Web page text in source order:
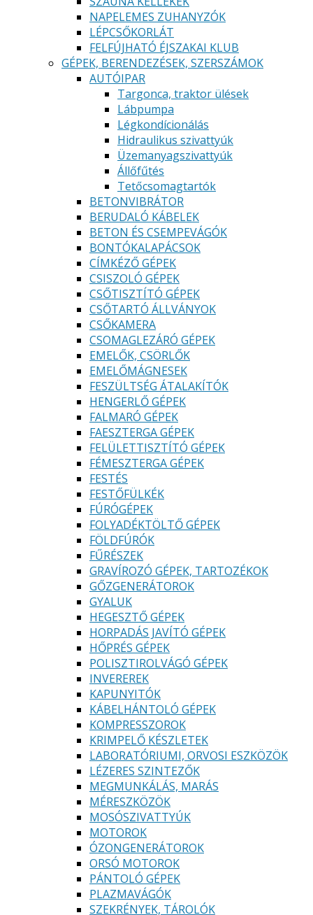
NAPELEMES ZUHANYZÓK
LÉPCSŐKORLÁT
FELFÚJHATÓ ÉJSZAKAI KLUB
GÉPEK, BERENDEZÉSEK, SZERSZÁMOK
AUTÓIPAR
Targonca, traktor ülések
Lábpumpa
Légkondícionálás
Hidraulikus szivattyúk
Üzemanyagszivattyúk
Állőfűtés
Tetőcsomagtartók
BETONVIBRÁTOR
BERUDALÓ KÁBELEK
BETON ÉS CSEMPEVÁGÓK
BONTÓKALAPÁCSOK
CÍMKÉZŐ GÉPEK
CSISZOLÓ GÉPEK
CSŐTISZTÍTÓ GÉPEK
CSŐTARTÓ ÁLLVÁNYOK
CSŐKAMERA
CSOMAGLEZÁRÓ GÉPEK
EMELŐK, CSÖRLŐK
EMELŐMÁGNESEK
FESZÜLTSÉG ÁTALAKÍTÓK
HENGERLŐ GÉPEK
FALMARÓ GÉPEK
FAESZTERGA GÉPEK
FELÜLETTISZTÍTÓ GÉPEK
FÉMESZTERGA GÉPEK
FESTÉS
FESTŐFÜLKÉK
FÚRÓGÉPEK
FOLYADÉKTÖLTŐ GÉPEK
FÖLDFÚRÓK
FŰRÉSZEK
GRAVÍROZÓ GÉPEK, TARTOZÉKOK
GŐZGENERÁTOROK
GYALUK
HEGESZTŐ GÉPEK
HORPADÁS JAVÍTÓ GÉPEK
HŐPRÉS GÉPEK
POLISZTIROLVÁGÓ GÉPEK
INVEREREK
KAPUNYITÓK
KÁBELHÁNTOLÓ GÉPEK
KOMPRESSZOROK
KRIMPELŐ KÉSZLETEK
LABORATÓRIUMI, ORVOSI ESZKÖZÖK
LÉZERES SZINTEZŐK
MEGMUNKÁLÁS, MARÁS
MÉRESZKÖZÖK
MOSÓSZIVATTYÚK
MOTOROK
ÓZONGENERÁTOROK
ORSÓ MOTOROK
PÁNTOLÓ GÉPEK
PLAZMAVÁGÓK
SZEKRÉNYEK, TÁROLÓK